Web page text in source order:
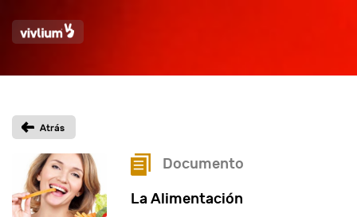
Documento
La Alimentación